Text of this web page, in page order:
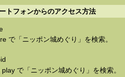
トフォンからのアクセス方法
で「ニッポン城めぐり」を検索。
で「ニッポン城めぐり」を検索。